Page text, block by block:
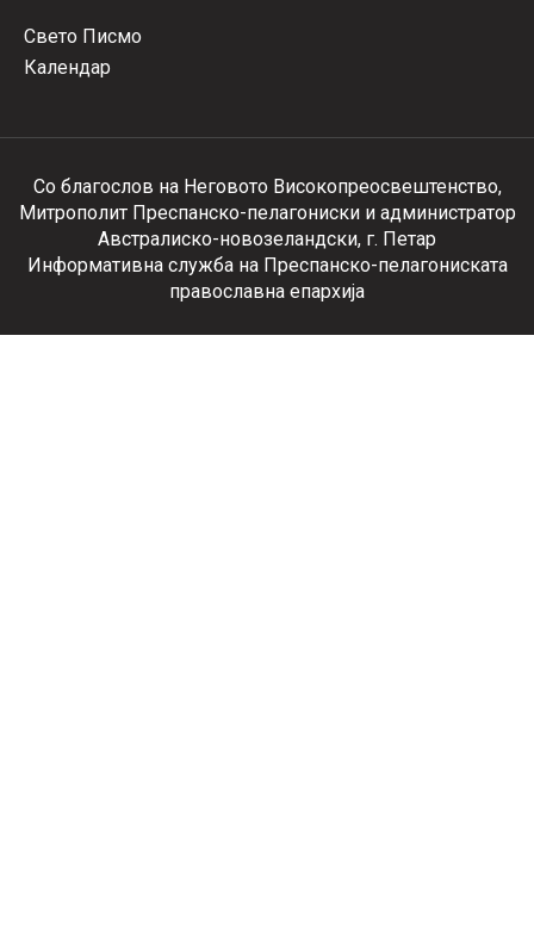
Свето Писмо
Календар
Со благослов на Неговото Високопреосвештенство,
Митрополит Преспанско-пелагониски и администратор
Австралиско-новозеландски, г. Петар
Информативна служба на Преспанско-пелагониската
православна епархија